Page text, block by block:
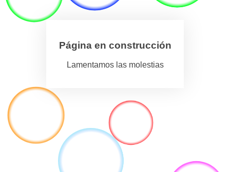
Página en construcción
Lamentamos las molestias